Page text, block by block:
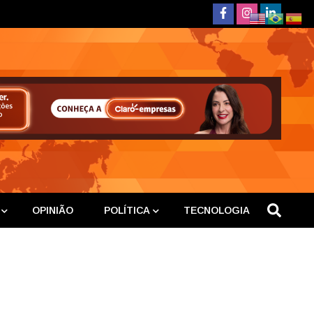
OPINIÃO POLÍTICA TECNOLOGIA